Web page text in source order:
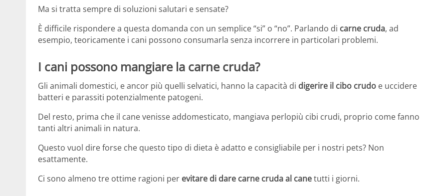
Ma si tratta sempre di soluzioni salutari e sensate?
È difficile rispondere a questa domanda con un semplice “si” o “no”. Parlando di carne cruda, ad
esempio, teoricamente i cani possono consumarla senza incorrere in particolari problemi.
I cani possono mangiare la carne cruda?
Gli animali domestici, e ancor più quelli selvatici, hanno la capacità di digerire il cibo crudo e uccidere
batteri e parassiti potenzialmente patogeni.
Del resto, prima che il cane venisse addomesticato, mangiava perlopiù cibi crudi, proprio come fanno
tanti altri animali in natura.
Questo vuol dire forse che questo tipo di dieta è adatto e consigliabile per i nostri pets? Non
esattamente.
Ci sono almeno tre ottime ragioni per evitare di dare carne cruda al canetutti i giorni.